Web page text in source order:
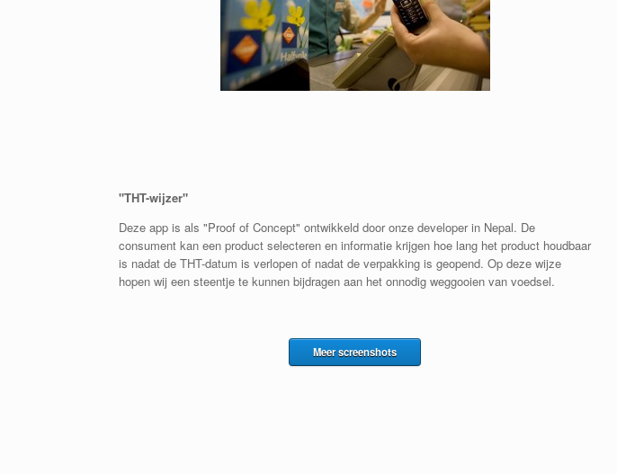
"THT-wijzer"
Deze app is als "Proof of Concept" ontwikkeld door onze developer in Nepal. De
consument kan een product selecteren en informatie krijgen hoe lang het product houdbaar
is nadat de THT-datum is verlopen of nadat de verpakking is geopend. Op deze wijze
hopen wij een steentje te kunnen bijdragen aan het onnodig weggooien van voedsel.
Meer screenshots